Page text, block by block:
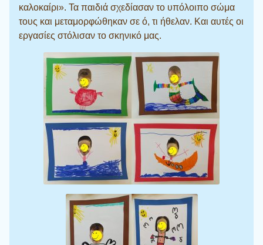
καλοκαίρι». Τα παιδιά σχεδίασαν το υπόλοιπο σώμα
τους και μεταμορφώθηκαν σε ό, τι ήθελαν. Και αυτές οι
εργασίες στόλισαν το σκηνικό μας.